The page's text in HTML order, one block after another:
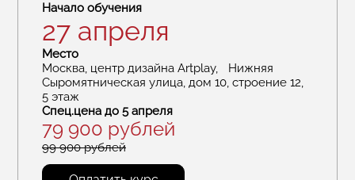
Начало обучения
27 апреля
Место
Москва, центр дизайна Artplay, Нижняя
Сыромятническая улица, дом 10, строение 12,
5 этаж
Спец.цена до 5 апреля
79 900 рублей
99 900 рублей